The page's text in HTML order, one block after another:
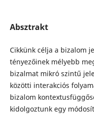
Absztrakt
Cikkünk célja a bizalom
tényezőinek mélyebb
bizalmat mikró szintű
közötti interakciós
bizalom
kidolgoztunk egy